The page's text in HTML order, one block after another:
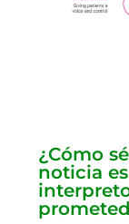
¿Cómo
noticia